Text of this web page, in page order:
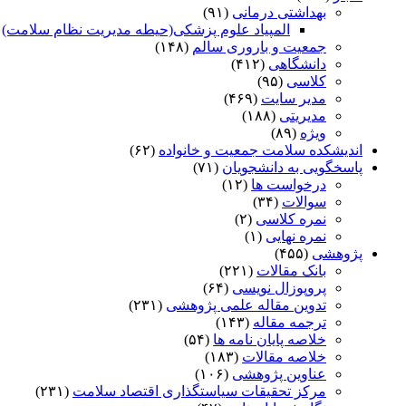
بهداشتی درمانی (۹۱)
المپیاد علوم پزشکی(حیطه مدیریت نظام سلامت)
جمعیت و باروری سالم (۱۴۸)
دانشگاهی (۴۱۲)
کلاسی (۹۵)
مدیر سایت (۴۶۹)
مدیریتی (۱۸۸)
ویژه (۸۹)
اندیشکده سلامت جمعیت و خانواده (۶۲)
پاسخگویی به دانشجویان (۷۱)
درخواست ها (۱۲)
سوالات (۳۴)
نمره کلاسی (۲)
نمره نهایی (۱)
پژوهشی (۴۵۵)
بانک مقالات (۲۲۱)
پروپوزال نویسی (۶۴)
تدوین مقاله علمی پژوهشی (۲۳۱)
ترجمه مقاله (۱۴۳)
خلاصه پایان نامه ها (۵۴)
خلاصه مقالات (۱۸۳)
عناوین پژوهشی (۱۰۶)
مرکز تحقیقات سیاستگذاری اقتصاد سلامت (۲۳۱)